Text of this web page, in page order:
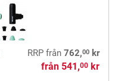
RRPfrån 762,00kr
från 541,00kr